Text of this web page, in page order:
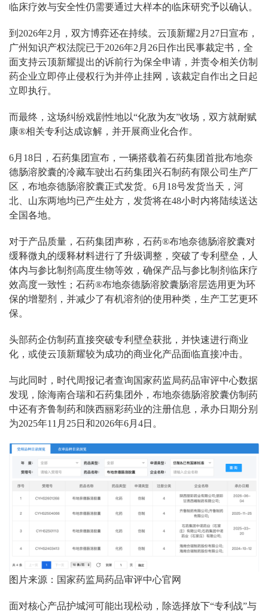
临床疗效与安全性仍需要通过大样本的临床研究予以确认。
到2026年2月，双方博弈还在持续。云顶新耀2月27日宣布，
广州知识产权法院已于2026年2月26日作出民事裁定书，全
面支持云顶新耀提出的诉前行为保全申请，并责令相关仿制
药企业立即停止侵权行为并停止挂网，该裁定自作出之日起
立即执行。
而最终，这场纠纷戏剧性地以“化敌为友”收场，双方就耐赋
康®相关专利达成谅解，并开展商业化合作。
6月18日，石药集团宣布，一辆搭载着石药集团首批布地奈
德肠溶胶囊的冷藏车驶出石药集团兴石制药有限公司生产厂
区，布地奈德肠溶胶囊正式发货。6月18号发货当天，河
北、山东两地均已产生处方，发货将在48小时内将陆续送达
全国各地。
对于产品质量，石药集团声称，石药®布地奈德肠溶胶囊对
缓释微丸的缓释材料进行了升级调整，突破了专利壁垒，人
体内与参比制剂高度生物等效，确保产品与参比制剂临床疗
效高度一致性；石药®布地奈德肠溶胶囊肠溶层选用更为环
保的增塑剂，并减少了有机溶剂的使用种类，生产工艺更环
保。
头部药企仿制药直接突破专利壁垒获批，并快速进行商业
化，或使云顶新耀较为成功的商业化产品面临直接冲击。
与此同时，时代周报记者查询国家药监局药品审评中心数据
发现，除海南合瑞和石药集团外，布地奈德肠溶胶囊仿制药
中还有齐鲁制药和陕西丽彩药业的注册信息，承办日期分别
为2025年11月25日和2026年6月4日。
图片来源：国家药监局药品审评中心官网
面对核心产品护城河可能出现松动，除选择放下“专利战”与